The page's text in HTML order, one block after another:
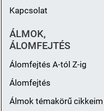
Kapcsolat
ÁLMOK,
ÁLOMFEJTÉS
Álomfejtés A-tól Z-ig
Álomfejtés
Álmok témakörű cikkeim